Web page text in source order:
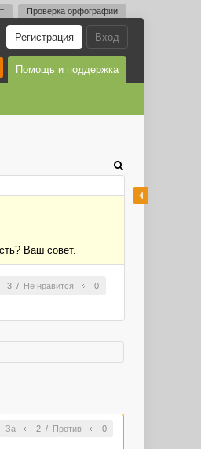
Проверка орфографии
Вход
Регистрация
Помощь и поддержка
Ваш совет.
3 / Не нравится 0
За 2/ Против 0